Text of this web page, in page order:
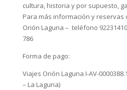
cultura, historia y por supuesto,
Para más información y reservas
Orión Laguna – teléfono
786
Forma de pago:
Viajes Orión Laguna I-AV-
– La Laguna)